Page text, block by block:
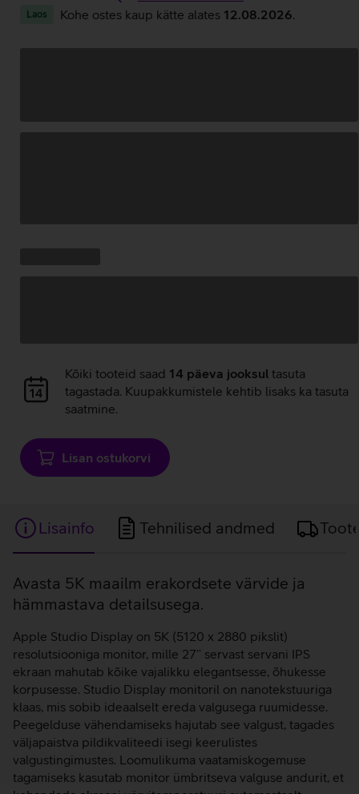
Laos Kohe ostes kaup kätte alates 12.08.2026
Andmete
laadimine
Kõiki tooteid saad 14 päeva jooksul tasuta
tagastada. Kuupakkumistele kehtib lisaks ka tasuta
saatmine.
Lisan ostukorvi
Lisainfo Tehnilised andmed
Lisainfo
Avasta 5K maailm erakordsete värvide ja
hämmastava detailsusega.
Apple Studio Display on 5K (5120 x 2880 pikslit)
resolutsiooniga monitor, mille 27’’ servast servani IPS
ekraan mahutab kõike vajalikku elegantsesse, õhukesse
korpusesse. Studio Display monitoril on nanotekstuuriga
klaas, mis sobib ideaalselt ereda valgusega ruumidesse.
Peegelduse vähendamiseks hajutab see valgust, tagades
väljapaistva pildikvaliteedi isegi keerulistes
valgustingimustes. Loomulikuma vaatamiskogemuse
tagamiseks kasutab monitor ümbritseva valguse andurit, et